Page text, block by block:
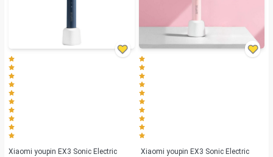
Xiaomi youpin EX3 Sonic Electric